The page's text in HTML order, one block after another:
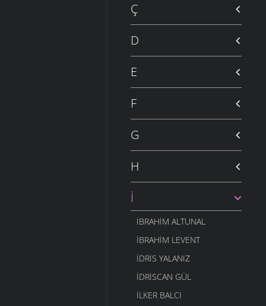
Ç
D
E
F
G
H
İ
İBRAHIM ALTUNAL
İBRAHIM LEVENT
İDRIS YALANIZ
IDRISCAN GÜL
İLKER BALCI